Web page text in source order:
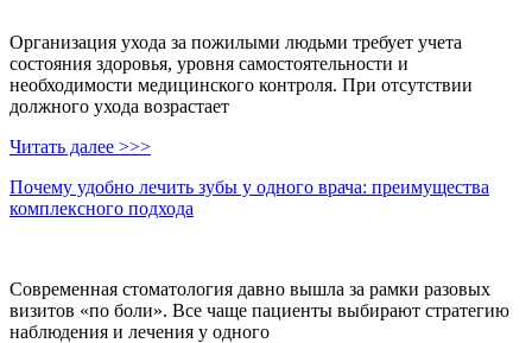
Организация ухода за пожилыми людьми требует учета
состояния здоровья, уровня самостоятельности и
необходимости медицинского контроля. При отсутствии
должного ухода возрастает
Читать далее >>>
Почему удобно лечить зубы у одного врача: преимущества
комплексного подхода
Современная стоматология давно вышла за рамки разовых
визитов «по боли». Все чаще пациенты выбирают стратегию
наблюдения и лечения у одного